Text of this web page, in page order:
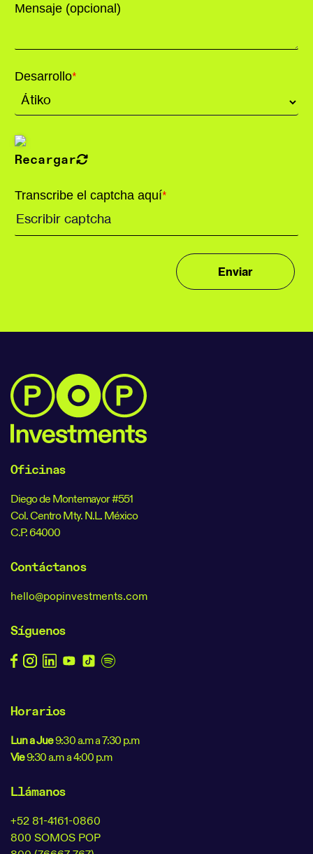
Mensaje (opcional)
Desarrollo*
Recargar
Transcribe el captcha aquí*
Oficinas
Diego de Montemayor #551
Col. Centro Mty. N.L. México
C.P. 64000
Contáctanos
hello@popinvestments.com
Síguenos
Horarios
Lun a Jue9:30 a.m a 7:30 p.m
Vie9:30 a.m a 4:00 p.m
Llámanos
+52 81-4161-0860
800 SOMOS POP